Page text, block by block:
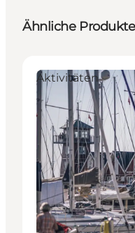
Ähnliche Produkte
Aktivitäten